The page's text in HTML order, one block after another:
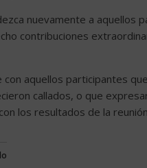
nuevamente a aquellos
contribuciones
con aquellos participantes que
callados, o que
los resultados de la